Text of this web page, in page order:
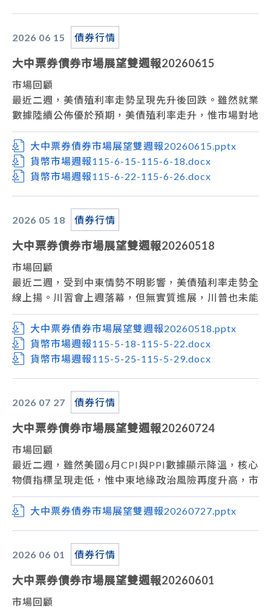
一點，但全年通膨預估並未突破2%，市場並未出現太
多變化，上週五台債10年券收在1.777%
從利率走勢看，美債10y利率呈現高檔震盪整理，但因
屬區間高緣，預估走勢仍以橫盤整理居多。
美國將公布6月非農就業數據，因政府部門新增就業趨
緩，可能會低於市場預期；中東局勢因美伊簽屬備忘錄
而降溫，但儘管國際油價回落，Fed不改鷹派基調，市
場預期年內升息機率攀升，美債操作暫持觀望態度。台
債市場，目前公債殖利率料將呈現高檔整理格局，操作
暫以觀望為主。
2026 06 15 債券行情
大中票券債券市場展望雙週報20260615
市場回顧
最近二週，美債殖利率走勢呈現先升後回跌。雖然就業
數據陸續公佈優於預期，美債殖利率走升，惟市場對地
緣衝突升級的疑慮降溫，後續帶動美債殖利率下跌。上
週五美債10年券大跌後小幅收高收在4.4789%。
台債市場，雖之前因央行的定存單不足額發行，使得債
券利率有走升壓力，但在美債下跌的帶動下反映走低，
望，上週五台債10年券收在1.777%。
市場展望
存變數隱憂，短線趨勢仍暫以偏向區間震盪視之。
本週關注經濟數據重點為美國最終進口物價指數估值為
5.7%前值為4.2%；美國新屋開工件數私有住宅估值為
1430件前值為1465件；美國零售銷售及餐飲服務估值
為0.5%前值為0.5%。
操作方面，美國公債利率預估有機會回跌修正，持續關
注中東情勢、油價走勢，以及FED新主席就任後的首次
會議，操作上宜先觀望。台債市場，後續仍待觀察央行
大中票券債券市場展望雙週報20260615.pptx
貨幣市場週報115-6-15-115-6-18.docx
貨幣市場週報115-6-22-115-6-26.docx
2026 05 18 債券行情
大中票券債券市場展望雙週報20260518
市場回顧
最近二週，受到中東情勢不明影響，美債殖利率走勢全
線上揚。川習會上週落幕，但無實質進展，川普也未能
促使中國協助化解荷姆茲海峽封鎖僵局，能源價格上漲
引發的通膨疑慮。上週五美債10y收在4.5934%。
台債市場，近期10y利率從1.52%大漲至1.635%，反應
這波通膨壓力，市場預期升息的可能性加溫。而利率交
上週收盤，台債10y利率收在1.635%。
市場展望
與季線仍為上升走勢，短線走勢偏空的疑慮仍在。
美國方面，受霍爾木茲海峽封鎖推升油價以及偏熱的通
膨數據影響下，市場預期聯準會政策可能轉向升息。美
債操作暫持觀望態度。台債市場，全球債市偏空且原油
持續高位，通膨疑慮將持續對債市形成偏空壓力。5年
期IRS利率近期偏高檔整理。債券操作上，在中東地緣
大中票券債券市場展望雙週報20260518.pptx
貨幣市場週報115-5-18-115-5-22.docx
貨幣市場週報115-5-25-115-5-29.docx
2026 07 27 債券行情
大中票券債券市場展望雙週報20260724
市場回顧
最近二週，雖然美國6月CPI與PPI數據顯示降溫，核心
物價指標呈現走低，惟中東地緣政治風險再度升高，市
場關心荷姆茲及海峽航行的風險，推升能源價格走高，
美債殖利率來到近期區間高檔，上週五美債10年券收
台債市場，上週台債市場殖利率走勢上揚，20年長債
標售利率大幅上揚至2.2%，且足額發行，大幅出乎市
拉高。上週五台債10年券收在1.93%。
市場展望
大中票券債券市場展望雙週報20260727.pptx
2026 06 01 債券行情
大中票券債券市場展望雙週報20260601
市場回顧